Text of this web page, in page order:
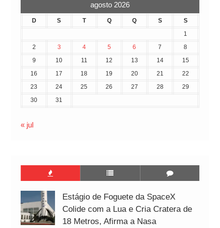
agosto 2026
D S T Q Q S
S
1
2
3 4 5 6 7
8
9
10 11 12 13 14
15
16
17 18 19 20 21
22
23
24 25 26 27 28
29
30
31
« jul
Estágio de Foguete da SpaceX
Colide com a Lua e Cria Cratera de
18 Metros, Afirma a Nasa